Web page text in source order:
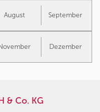
August September
Dezember
& Co. KG